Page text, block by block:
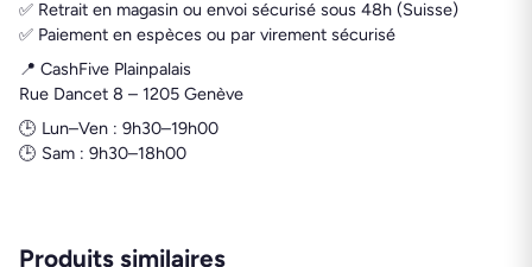
✅ Retrait en magasin ou envoi sécurisé sous 48h (Suisse)
✅ Paiement en espèces ou par virement sécurisé
📍 CashFive Plainpalais
Rue Dancet 8 – 1205 Genève
🕒 Lun–Ven : 9h30–19h00
🕒 Sam : 9h30–18h00
Produits similaires